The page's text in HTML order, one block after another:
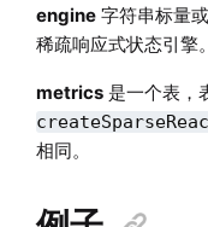
engine字符串标量
稀疏响应式状态引擎。
metrics是一个表，
相同。